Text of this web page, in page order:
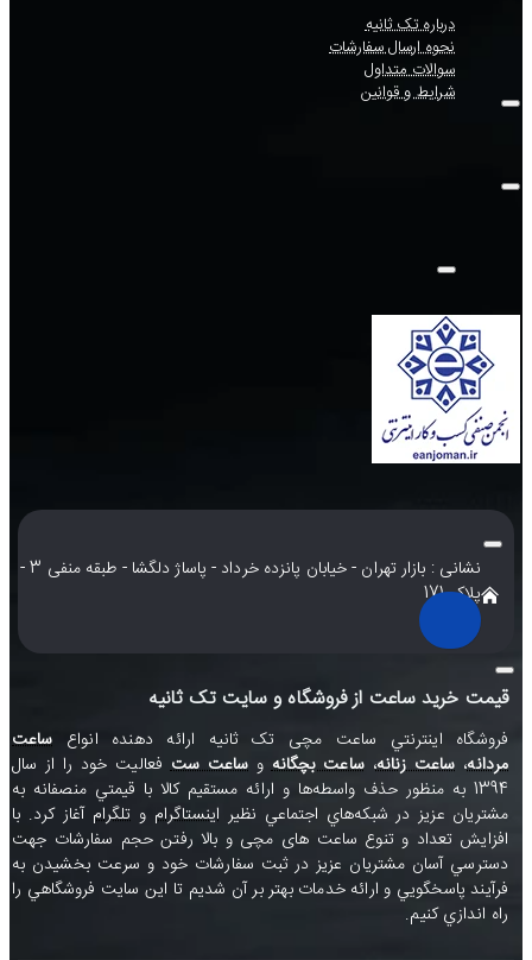
درباره تک ثانیه
نحوه ارسال سفارشات
سوالات متداول
شرایط و قوانین
نشانی : بازار تهران - خیابان پانزده خرداد - پاساژ دلگشا - طبقه منفی 3 -
پلاک 171
قیمت خرید ساعت از فروشگاه و سایت تک ثانیه
فروشگاه اينترنتي ساعت مچی تک ثانيه ارائه دهنده انواع ساعت
مردانه، ساعت زنانه،ساعت بچگانهو ساعت ستفعاليت خود را از سال
1394 به منظور حذف واسطه‌ها و ارائه مستقيم کالا با قيمتي منصفانه به
مشتريان عزيز در شبکه‌هاي اجتماعي نظير اينستاگرام و تلگرام آغاز کرد. با
افزايش تعداد و تنوع ساعت های مچی و بالا رفتن حجم سفارشات جهت
دسترسي آسان مشتريان عزيز در ثبت سفارشات خود و سرعت بخشيدن به
فرآيند پاسخگويي و ارائه خدمات بهتر بر آن شديم تا اين سايت فروشگاهي را
راه اندازي کنيم.